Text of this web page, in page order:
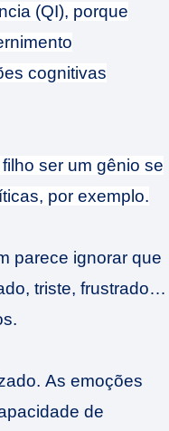
(QI), porque
cognitivas
ser um gênio se
por exemplo.
parece ignorar que
triste, frustrado…
As emoções
de